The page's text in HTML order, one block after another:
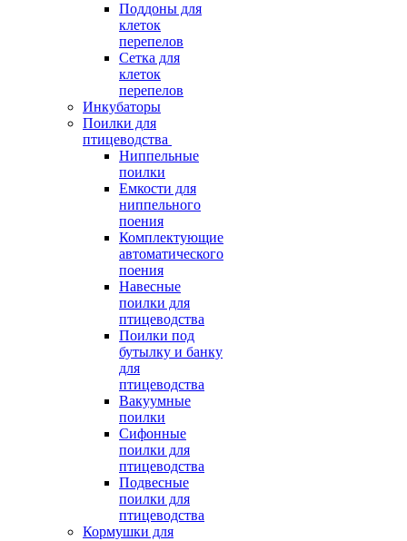
Поддоны для
клеток
перепелов
Сетка для
клеток
перепелов
Инкубаторы
Поилки для
птицеводства
Ниппельные
поилки
Емкости для
ниппельного
поения
Комплектующие
автоматического
поения
Навесные
поилки для
птицеводства
Поилки под
бутылку и банку
для
птицеводства
Вакуумные
поилки
Сифонные
поилки для
птицеводства
Подвесные
поилки для
птицеводства
Кормушки для